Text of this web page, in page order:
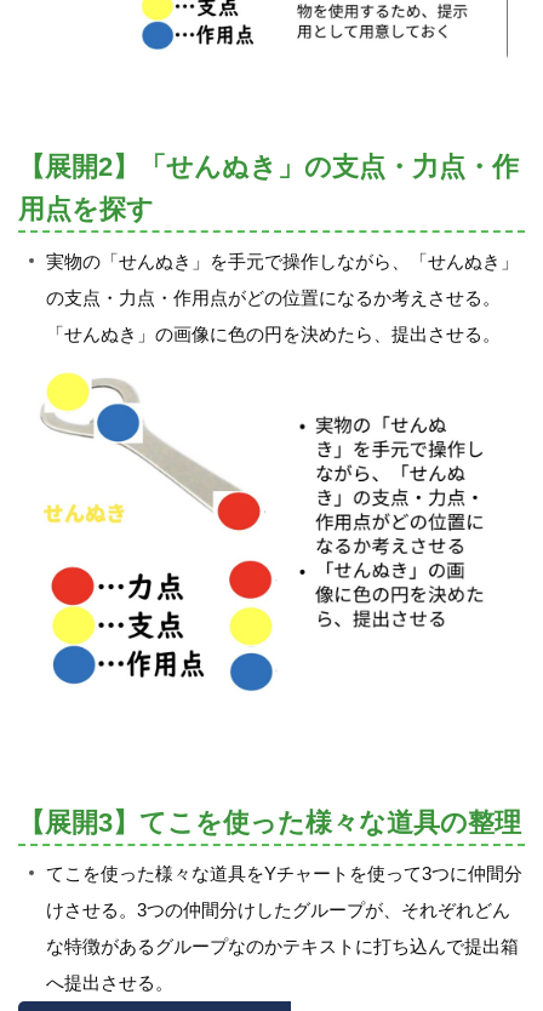
【展開2】「せんぬき」の支点・力点・作
用点を探す
実物の「せんぬき」を手元で操作しながら、「せんぬき」
の支点・力点・作用点がどの位置になるか考えさせる。
「せんぬき」の画像に色の円を決めたら、提出させる。
【展開3】てこを使った様々な道具の整理
てこを使った様々な道具をYチャートを使って3つに仲間分
けさせる。3つの仲間分けしたグループが、それぞれどん
な特徴があるグループなのかテキストに打ち込んで提出箱
へ提出させる。